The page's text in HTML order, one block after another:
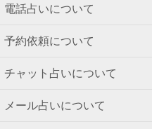
電話占いについて
予約依頼について
チャット占いについて
メール占いについて